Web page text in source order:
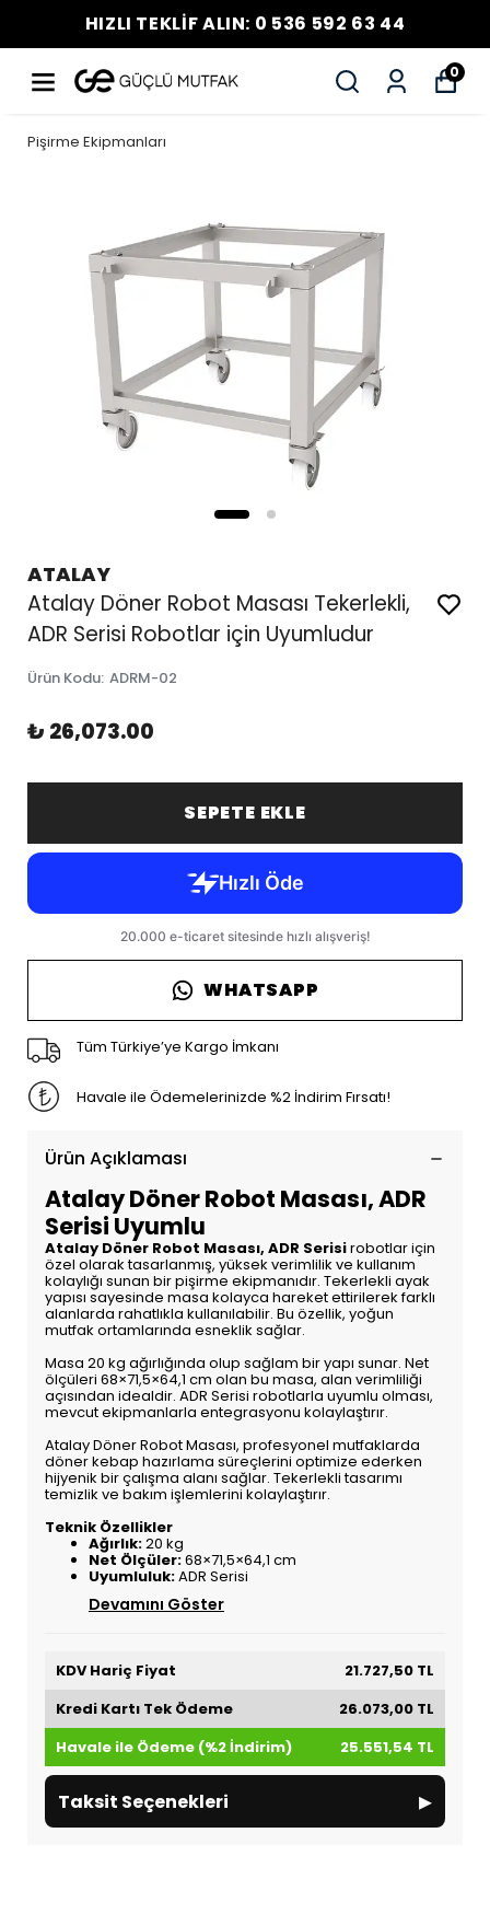
HIZLI TEKLİF ALIN: 0 536 592 63 44
0
Pişirme Ekipmanları
ATALAY
Atalay Döner Robot Masası Tekerlekli,
ADR Serisi Robotlar için Uyumludur
Ürün Kodu: ADRM-02
₺ 26,073.00
SEPETE EKLE
WHATSAPP
Tüm Türkiye’ye Kargo İmkanı
Havale ile Ödemelerinizde %2 İndirim Fırsatı!
Ürün Açıklaması
Atalay Döner Robot Masası, ADR
Serisi Uyumlu
Atalay Döner Robot Masası, ADR Serisirobotlar için
özel olarak tasarlanmış, yüksek verimlilik ve kullanım
kolaylığı sunan bir pişirme ekipmanıdır. Tekerlekli ayak
yapısı sayesinde masa kolayca hareket ettirilerek farklı
alanlarda rahatlıkla kullanılabilir. Bu özellik, yoğun
mutfak ortamlarında esneklik sağlar.
Masa 20 kg ağırlığında olup sağlam bir yapı sunar. Net
ölçüleri 68×71,5×64,1 cm olan bu masa, alan verimliliği
açısından idealdir. ADR Serisi robotlarla uyumlu olması,
mevcut ekipmanlarla entegrasyonu kolaylaştırır.
Atalay Döner Robot Masası, profesyonel mutfaklarda
döner kebap hazırlama süreçlerini optimize ederken
hijyenik bir çalışma alanı sağlar. Tekerlekli tasarımı
temizlik ve bakım işlemlerini kolaylaştırır.
Teknik Özellikler
Ağırlık:20 kg
Net Ölçüler:68×71,5×64,1 cm
Uyumluluk:ADR Serisi
Devamını Göster
KDV Hariç Fiyat
21.727,50 TL
Kredi Kartı Tek Ödeme
26.073,00 TL
Havale ile Ödeme (%2 İndirim)
25.551,54 TL
Taksit Seçenekleri ▸